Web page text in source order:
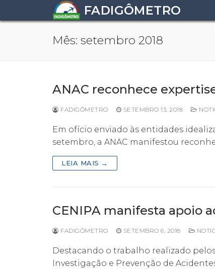
para
FADIGÔMETRO
Mês: setembro 2018
ANAC reconhece
FADIGÔMETRO SETEMBRO 13, 2018
Em ofício enviado às entidades
setembro, a ANAC manifestou
LEIA MAIS →
CENIPA manifesta apoio
FADIGÔMETRO SETEMBRO 6, 2018
Destacando o trabalho realizado
Investigação e Prevenção de